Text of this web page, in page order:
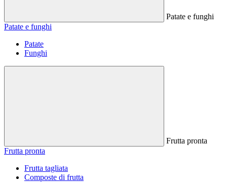
Patate e funghi
Patate e funghi
Patate
Funghi
Frutta pronta
Frutta pronta
Frutta tagliata
Composte di frutta